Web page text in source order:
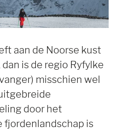
aan de Noorse kust
is de regio Ryfylke
misschien wel
door het
fjordenlandschap is